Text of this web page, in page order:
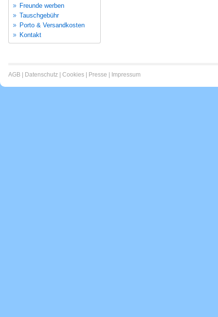
Freunde werben
Tauschgebühr
Porto & Versandkosten
Kontakt
AGB Datenschutz Cookies Presse Impressum